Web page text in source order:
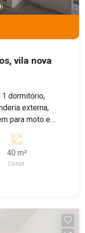
vila nova
1 dormitório,
externa,
40 m²
Const.